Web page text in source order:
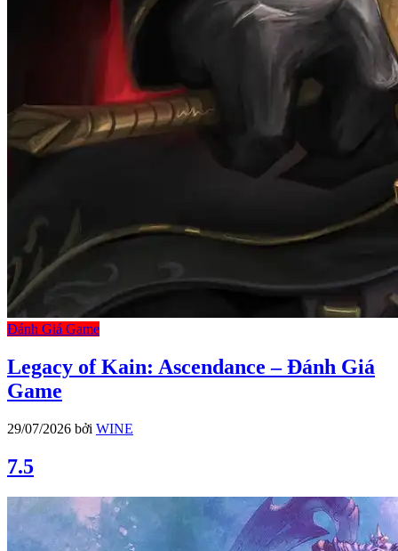
Đánh Giá Game
Legacy of Kain: Ascendance – Đánh Giá
Game
29/07/2026 bởi WINE
7.5